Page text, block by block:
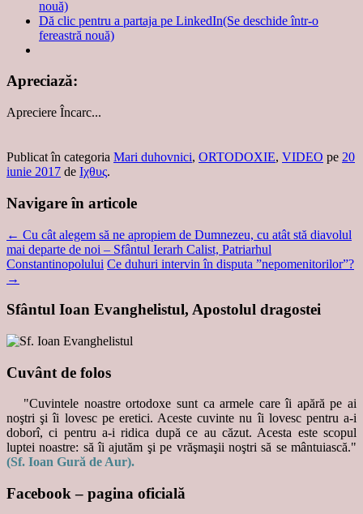
nouă)
Dă clic pentru a partaja pe LinkedIn(Se deschide într-o
fereastră nouă)
Apreciază:
Apreciere Încarc...
Publicat în categoria Mari duhovnici, ORTODOXIE, VIDEO pe 20
iunie 2017 de Ιχθυς.
Navigare în articole
← Cu cât alegem să ne apropiem de Dumnezeu, cu atât stă diavolul
mai departe de noi – Sfântul Ierarh Calist, Patriarhul
Constantinopolului Ce duhuri intervin în disputa ”nepomenitorilor”?
→
Sfântul Ioan Evanghelistul, Apostolul dragostei
Cuvânt de folos
"Cuvintele noastre ortodoxe sunt ca armele care îi apără pe ai
noştri şi îi lovesc pe eretici. Aceste cuvinte nu îi lovesc pentru a-i
doborî, ci pentru a-i ridica după ce au căzut. Acesta este scopul
luptei noastre: să îi ajutăm şi pe vrăşmaşii noştri să se mântuiască."
(Sf. Ioan Gură de Aur).
Facebook – pagina oficială